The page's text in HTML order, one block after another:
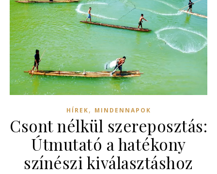
HÍREK, MINDENNAPOK
Csont nélkül szereposztás:
Útmutató a hatékony
színészi kiválasztáshoz